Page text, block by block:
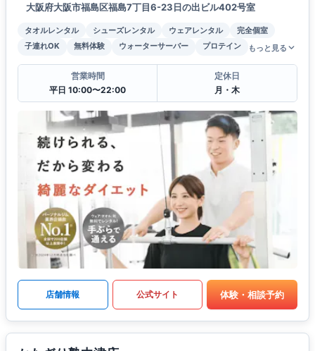
大阪府大阪市福島区福島7丁目6-23日の出ビル402号室
タオルレンタル シューズレンタル ウェアレンタル
完全個室
子連れOK
無料体験 ウォーターサーバー プロテイン もっと見る
営業時間
平日 10:00〜22:00
定休日
月・木
店舗情報 公式サイト 体験・相談予約